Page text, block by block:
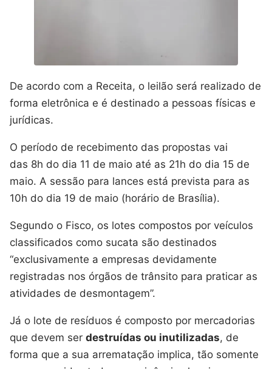
De acordo com a Receita, o leilão será realizado de
forma eletrônica e é destinado a pessoas físicas e
jurídicas.
O período de recebimento das propostas vai
das 8h do dia 11 de maio até as 21h do dia 15 de
maio. A sessão para lances está prevista para as
10h do dia 19 de maio (horário de Brasília).
Segundo o Fisco, os lotes compostos por veículos
classificados como sucata são destinados
“exclusivamente a empresas devidamente
registradas nos órgãos de trânsito para praticar as
atividades de desmontagem”.
Já o lote de resíduos é composto por mercadorias
que devem ser destruídas ou inutilizadas, de
forma que a sua arrematação implica, tão somente